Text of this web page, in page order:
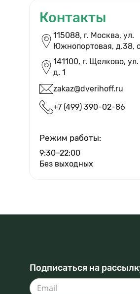
Контакты
115088, г. Москва, ул.
Южнопортовая, д.38,
141100, г. Щелково,
д. 1
zakaz@dverihoff.ru
+7 (499) 390-02-86
Режим работы:
9:30–22:00
Без выходных
Подписаться на